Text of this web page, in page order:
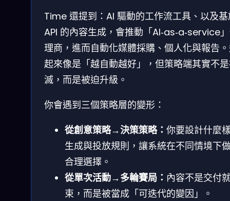
Time 還提到：AI 驅動的工作流工具、以及
API 的內容生成，會推動「AI‑as‑a‑service
理商，進而自動化媒體採購、個人化與報告
起來像是「越自動越好」，但策略端其實不
滅，而是被迫升級。
你會遇到三個策略層的變形：
從創意策略→決策策略： 你要設計什麼
生成與投放規則，讓系統在不同情境下
合理選擇。
從單次活動→多輪賽局： 內容不是交付
束，而是被當成「可迭代的變因」。